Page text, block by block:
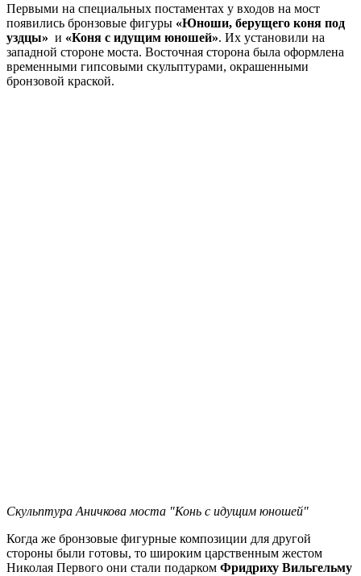
Первыми на специальных постаментах у входов на мост
появились бронзовые фигуры «Юноши, берущего коня под
уздцы» и «Коня с идущим юношей». Их установили на
западной стороне моста. Восточная сторона была оформлена
временными гипсовыми скульптурами, окрашенными
бронзовой краской.
Скульптура Аничкова моста "Конь с идущим юношей"
Когда же бронзовые фигурные композиции для другой
стороны были готовы, то широким царственным жестом
Николая Первого они стали подарком Фридриху Вильгельму